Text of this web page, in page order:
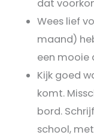
dat
Wees lief
maand)
een mooie
Kijk goed
komt.
bord.
school,